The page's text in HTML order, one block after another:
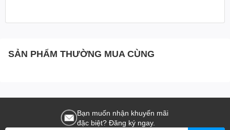
SẢN PHẨM THƯỜNG MUA CÙNG
Bạn muốn nhận khuyến mãi
đặc biệt? Đăng ký ngay.